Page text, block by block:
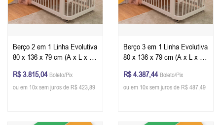
Berço 2 em 1 Linha Evolutiva
80 x 136 x 79 cm (A x L x P)
R$ 3.815,04 Boleto/Pix
ou em 10x sem juros de R$ 423,89
Berço 3 em 1 Linha Evolutiva
80 x 136 x 79 cm (A x L x P)
R$ 4.387,44 Boleto/Pix
ou em 10x sem juros de R$ 487,49